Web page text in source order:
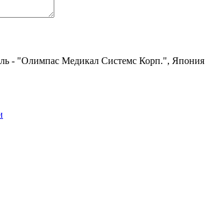
- "Олимпас Медикал Системс Корп.", Япония